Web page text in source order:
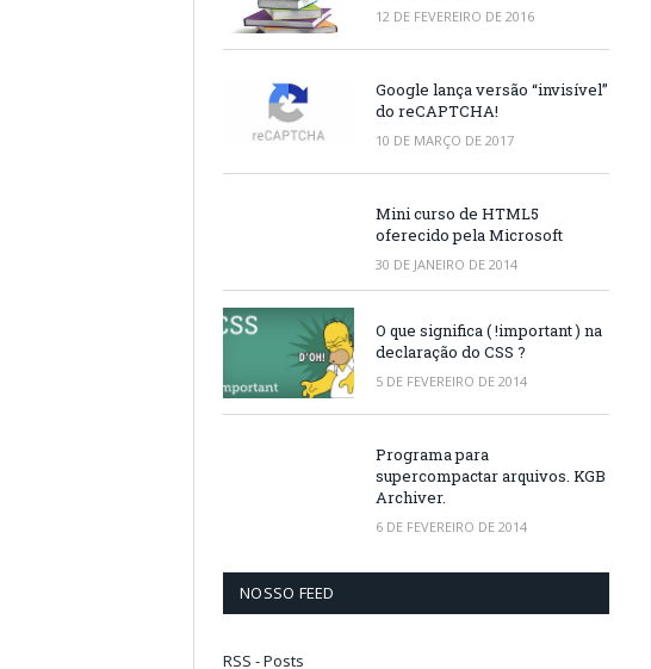
12 DE FEVEREIRO DE 2016
Google lança versão “invisível”
do reCAPTCHA!
10 DE MARÇO DE 2017
Mini curso de HTML5
oferecido pela Microsoft
30 DE JANEIRO DE 2014
O que significa ( !important ) na
declaração do CSS ?
5 DE FEVEREIRO DE 2014
Programa para
supercompactar arquivos. KGB
Archiver.
6 DE FEVEREIRO DE 2014
NOSSO FEED
RSS - Posts